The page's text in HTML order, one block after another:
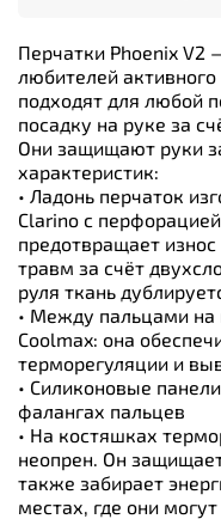
Перчатки Phoenix V2
любителей
подходят для любой
посадку на руке за
Они защищают руки
характеристик:
• Ладонь перчаток
Clarino с
предотвращает
травм за счёт
руля ткань
• Между пальцами на
Coolmax: она
терморегуляции и
• Силиконовые
фалангах пальцев
• На костяшках
неопрен. Он
также забирает
местах, где они